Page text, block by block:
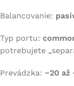
Balancovanie:
Typ portu:
potrebujete
Prevádzka: −20 až